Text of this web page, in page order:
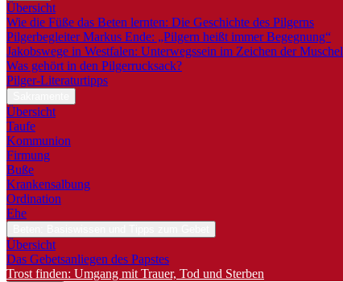
Übersicht
Wie die Füße das Beten lernten: Die Geschichte des Pilgerns
Pilgerbegleiter Markus Ende: „Pilgern heißt immer Begegnung“
Jakobswege in Westfalen: Unterwegssein im Zeichen der Muschel
Was gehört in den Pilgerrucksack?
Pilger-Literaturtipps
Übersicht
Taufe
Kommunion
Firmung
Buße
Krankensalbung
Ordination
Ehe
Übersicht
Das Gebetsanliegen des Papstes
Trost finden: Umgang mit Trauer, Tod und Sterben